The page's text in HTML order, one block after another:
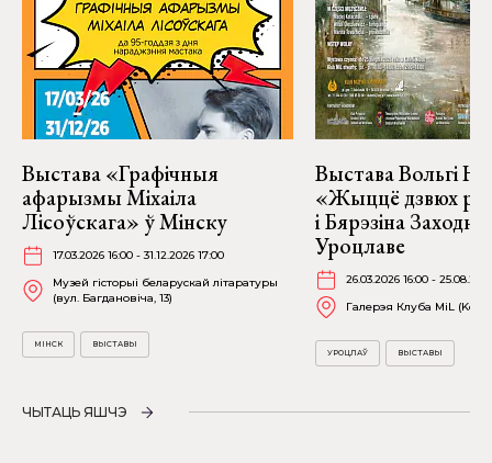
Выстава «Графічныя
афарызмы Міхаіла
Лісоўскага» ў Мінску
17.03.2026 16:00 - 31.12.2026 17:00
Музей гісторыі беларускай літаратуры
(вул. Багдановіча, 13)
МІНСК ВЫСТАВЫ
Выстава Вольгі
«Жыццё дзвюх
і Бярэзіна
Уроцлаве
26.03.2026 16:00 -
Галерэя Клуба MiL
УРОЦЛАЎ ВЫСТАВЫ
ЧЫТАЦЬ ЯШЧЭ